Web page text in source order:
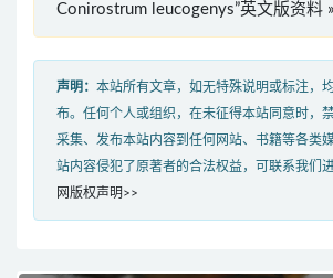
Conirostrum leucogenys”英文版资料 »
声明： 本站所有文章，如无特殊说明或标注，
布。任何个人或组织，在未征得本站同意时，
采集、发布本站内容到任何网站、书籍等各类
站内容侵犯了原著者的合法权益，可联系我们进
网版权声明>>